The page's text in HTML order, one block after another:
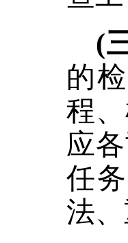
(
的
程
应
任
法